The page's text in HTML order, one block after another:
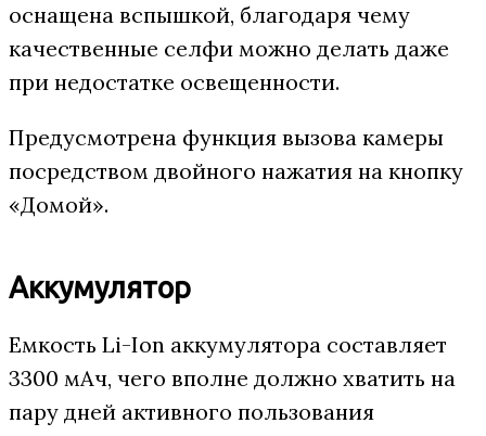
оснащена вспышкой, благодаря чему
качественные селфи можно делать даже
при недостатке освещенности.
Предусмотрена функция вызова камеры
посредством двойного нажатия на кнопку
«Домой».
Аккумулятор
Емкость Li-Ion аккумулятора составляет
3300 мАч, чего вполне должно хватить на
пару дней активного пользования